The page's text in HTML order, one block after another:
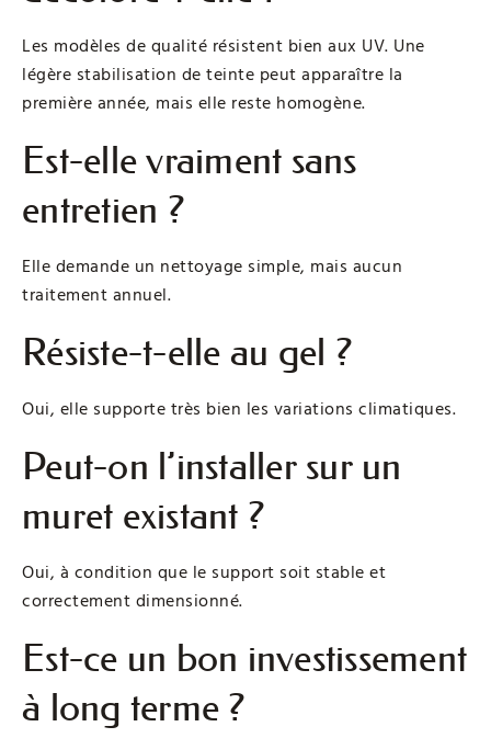
Les modèles de qualité résistent bien aux UV. Une
légère stabilisation de teinte peut apparaître la
première année, mais elle reste homogène.
Est-elle vraiment sans
entretien ?
Elle demande un nettoyage simple, mais aucun
traitement annuel.
Résiste-t-elle au gel ?
Oui, elle supporte très bien les variations climatiques.
Peut-on l’installer sur un
muret existant ?
Oui, à condition que le support soit stable et
correctement dimensionné.
Est-ce un bon investissement
à long terme ?